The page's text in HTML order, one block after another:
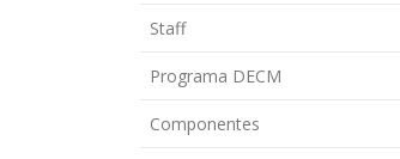
Staff
Programa DECM
Componentes